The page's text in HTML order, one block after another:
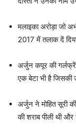
मलाइका अरोड़ा जो
2017 में तलाक दें
अर्जुन कपूर की
एक बेटा भी है
अर्जुन ने मोहित सूरी
की शराब पीली थी और